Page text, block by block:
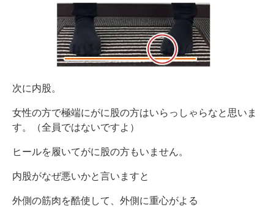
次に内股。
女性の方で極端にがに股の方はいらっしゃらなと思いま
す。（全員ではないですよ）
ヒールを履いてがに股の方もいません。
内股がなぜ悪いかと言いますと
外側の筋肉を酷使して、外側に重心がよる